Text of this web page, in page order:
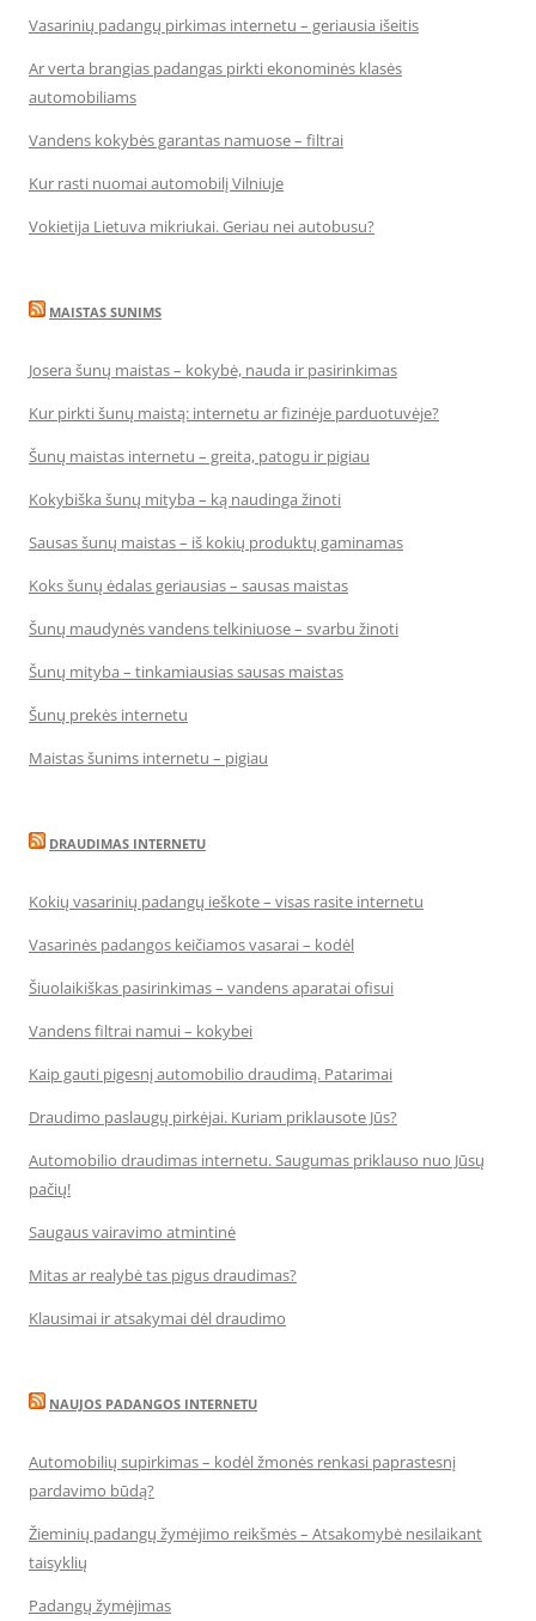
Vasarinių padangų pirkimas internetu – geriausia išeitis
Ar verta brangias padangas pirkti ekonominės klasės
automobiliams
Vandens kokybės garantas namuose – filtrai
Kur rasti nuomai automobilį Vilniuje
Vokietija Lietuva mikriukai. Geriau nei autobusu?
MAISTAS SUNIMS
Josera šunų maistas – kokybė, nauda ir pasirinkimas
Kur pirkti šunų maistą: internetu ar fizinėje parduotuvėje?
Šunų maistas internetu – greita, patogu ir pigiau
Kokybiška šunų mityba – ką naudinga žinoti
Sausas šunų maistas – iš kokių produktų gaminamas
Koks šunų ėdalas geriausias – sausas maistas
Šunų maudynės vandens telkiniuose – svarbu žinoti
Šunų mityba – tinkamiausias sausas maistas
Šunų prekės internetu
Maistas šunims internetu – pigiau
DRAUDIMAS INTERNETU
Kokių vasarinių padangų ieškote – visas rasite internetu
Vasarinės padangos keičiamos vasarai – kodėl
Šiuolaikiškas pasirinkimas – vandens aparatai ofisui
Vandens filtrai namui – kokybei
Kaip gauti pigesnį automobilio draudimą. Patarimai
Draudimo paslaugų pirkėjai. Kuriam priklausote Jūs?
Automobilio draudimas internetu. Saugumas priklauso nuo Jūsų
pačių!
Saugaus vairavimo atmintinė
Mitas ar realybė tas pigus draudimas?
Klausimai ir atsakymai dėl draudimo
NAUJOS PADANGOS INTERNETU
Automobilių supirkimas – kodėl žmonės renkasi paprastesnį
pardavimo būdą?
Žieminių padangų žymėjimo reikšmės – Atsakomybė nesilaikant
taisyklių
Padangų žymėjimas